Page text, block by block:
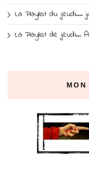
La Playlist du jeudi….
La Playlist de jeudi…